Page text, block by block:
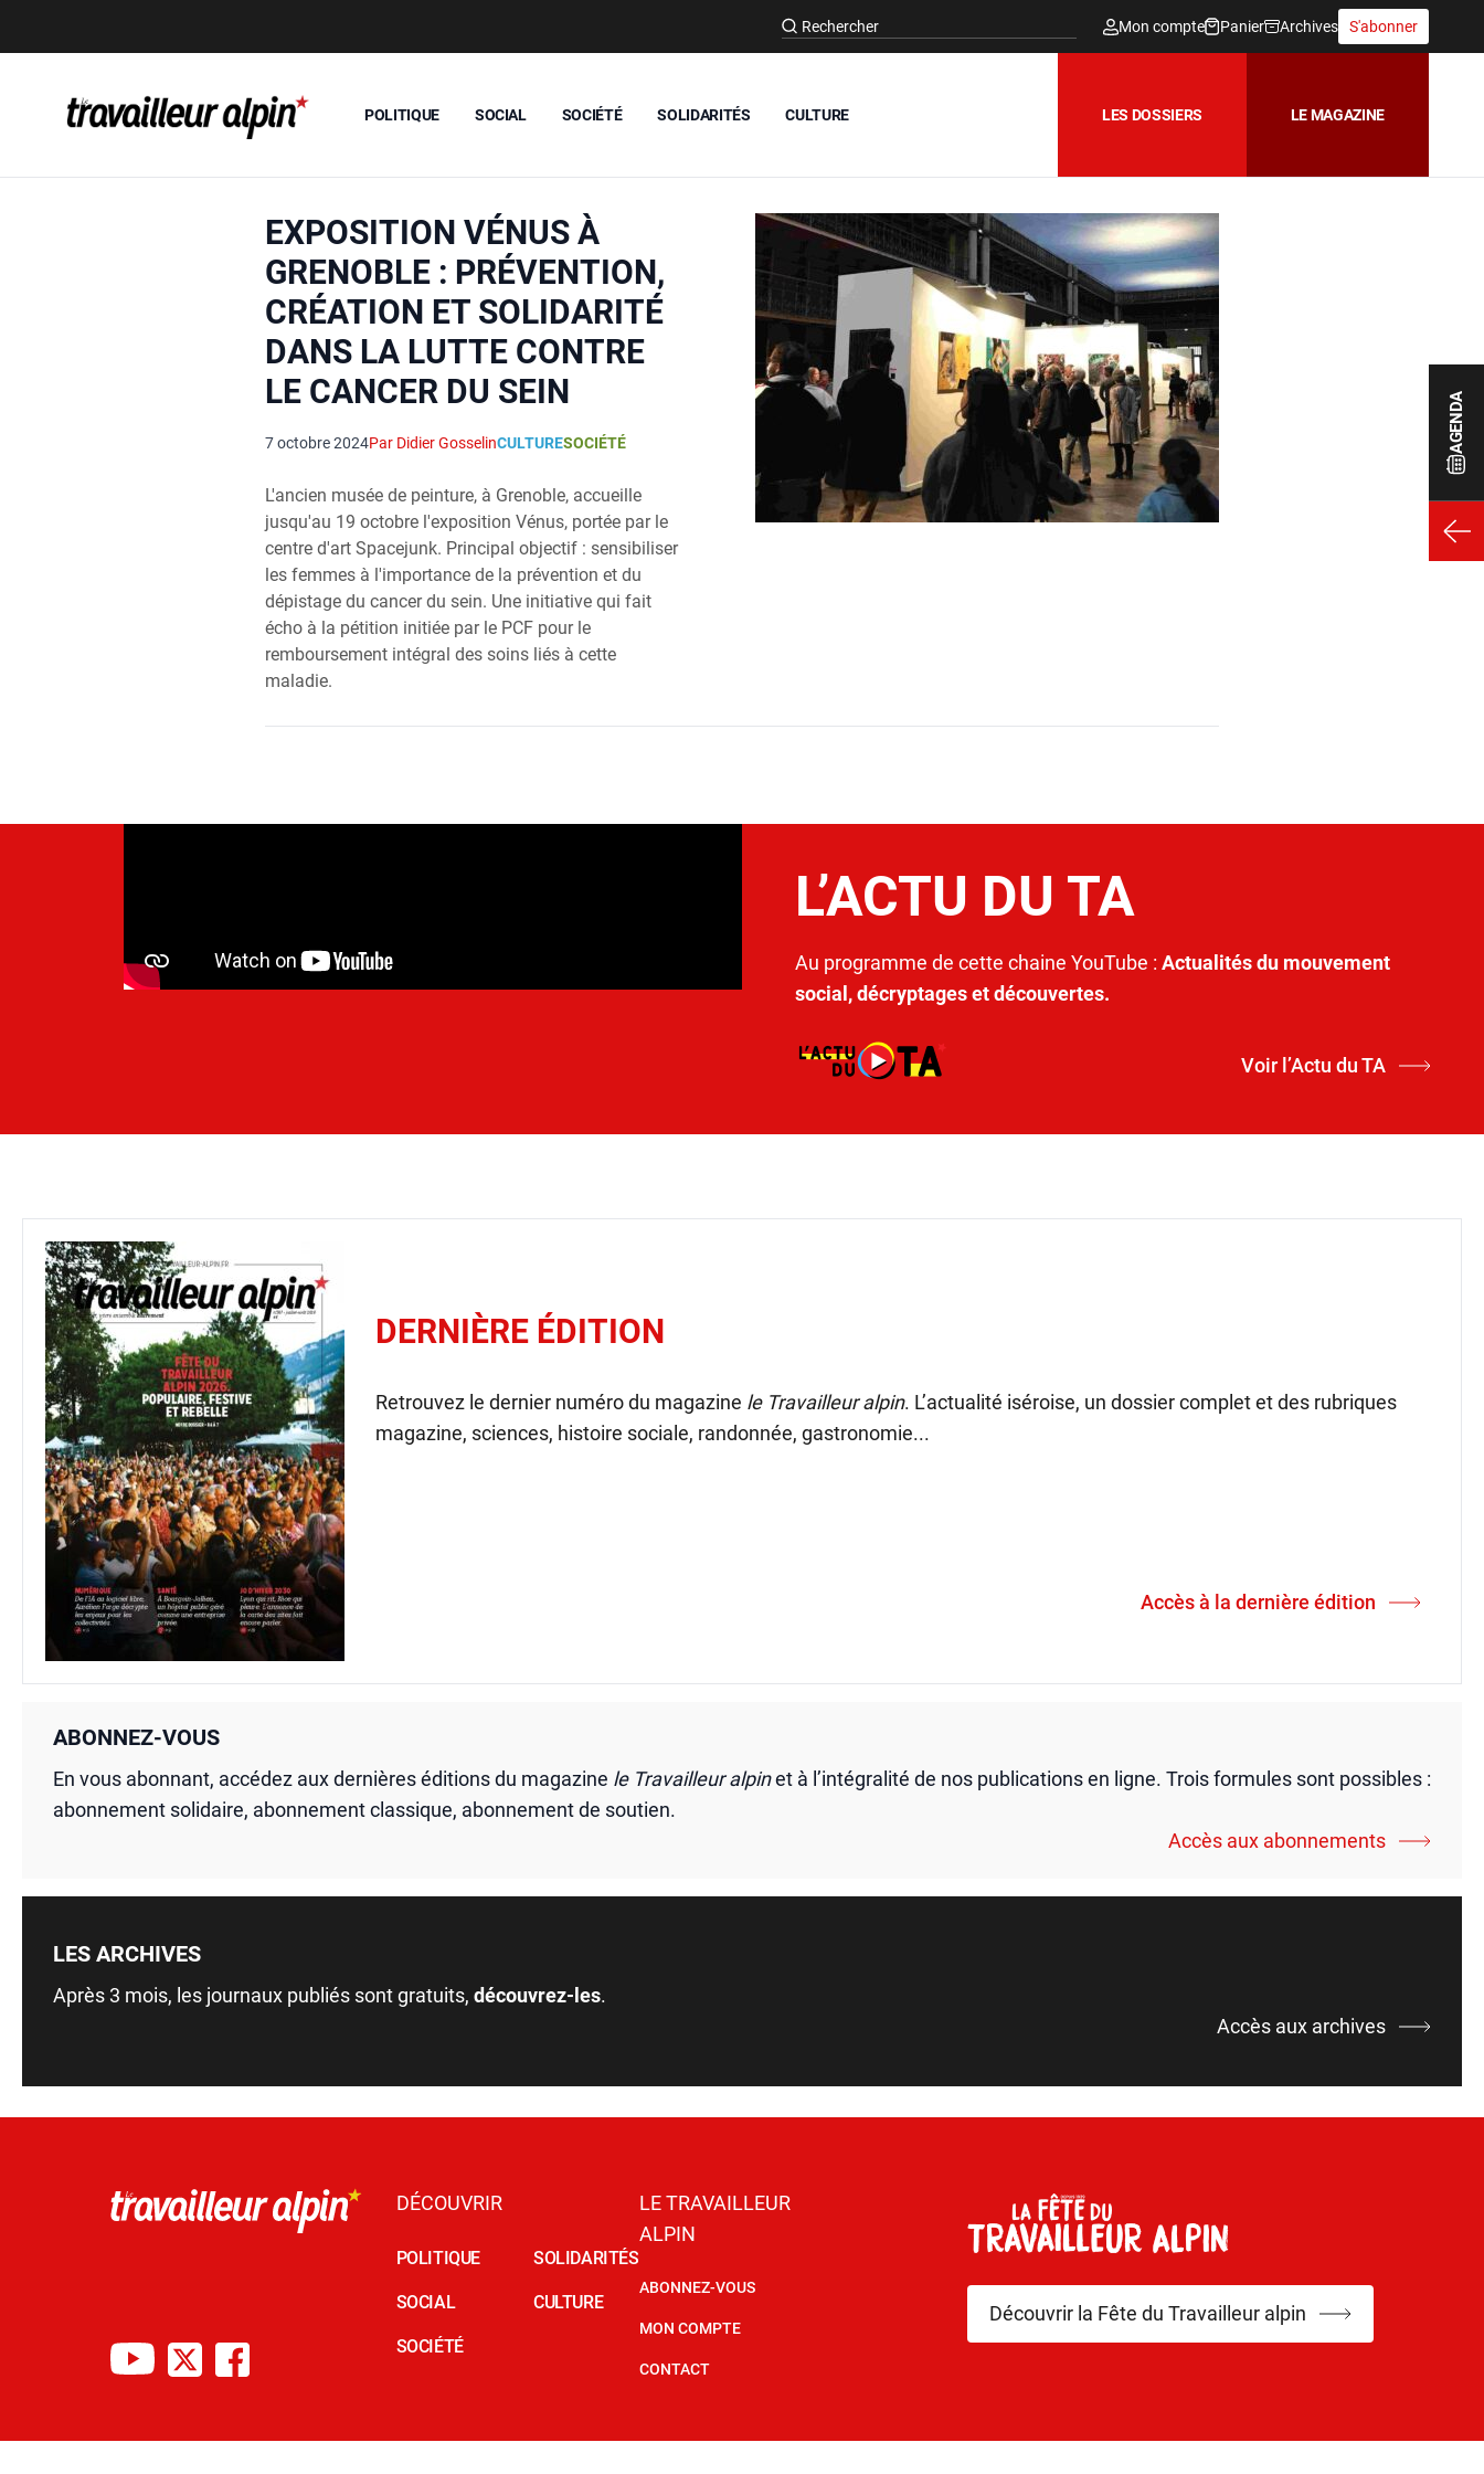
AGENDA
Mon compte Panier Archives S'abonner
POLITIQUE SOCIAL SOCIÉTÉ SOLIDARITÉS CULTURE LES DOSSIERS LE MAGAZINE
EXPOSITION VÉNUS À
GRENOBLE : PRÉVENTION,
CRÉATION ET SOLIDARITÉ
DANS LA LUTTE CONTRE
LE CANCER DU SEIN
7 octobre 2024Par Didier GosselinCULTURESOCIÉTÉ
L'ancien musée de peinture, à Grenoble, accueille
jusqu'au 19 octobre l'exposition Vénus, portée par le
centre d'art Spacejunk. Principal objectif : sensibiliser
les femmes à l'importance de la prévention et du
dépistage du cancer du sein. Une initiative qui fait
écho à la pétition initiée par le PCF pour le
remboursement intégral des soins liés à cette
maladie.
L’ACTU DU TA
Au programme de cette chaine YouTube : Actualités du mouvement
social, décryptages et découvertes.
Voir l’Actu du TA
DERNIÈRE ÉDITION
Retrouvez le dernier numéro du magazine le Travailleur alpin. L’actualité iséroise, un dossier complet et des rubriques
magazine, sciences, histoire sociale, randonnée, gastronomie...
Accès à la dernière édition
ABONNEZ-VOUS
En vous abonnant, accédez aux dernières éditions du magazine le Travailleur alpinet à l’intégralité de nos publications en ligne. Trois formules sont possibles :
abonnement solidaire, abonnement classique, abonnement de soutien.
Accès aux abonnements
LES ARCHIVES
Après 3 mois, les journaux publiés sont gratuits, découvrez-les.
Accès aux archives
DÉCOUVRIR
POLITIQUE
SOCIAL
SOCIÉTÉ
SOLIDARITÉS
CULTURE
LE TRAVAILLEUR
ALPIN
ABONNEZ-VOUS
MON COMPTE
CONTACT
Découvrir la Fête du Travailleur alpin